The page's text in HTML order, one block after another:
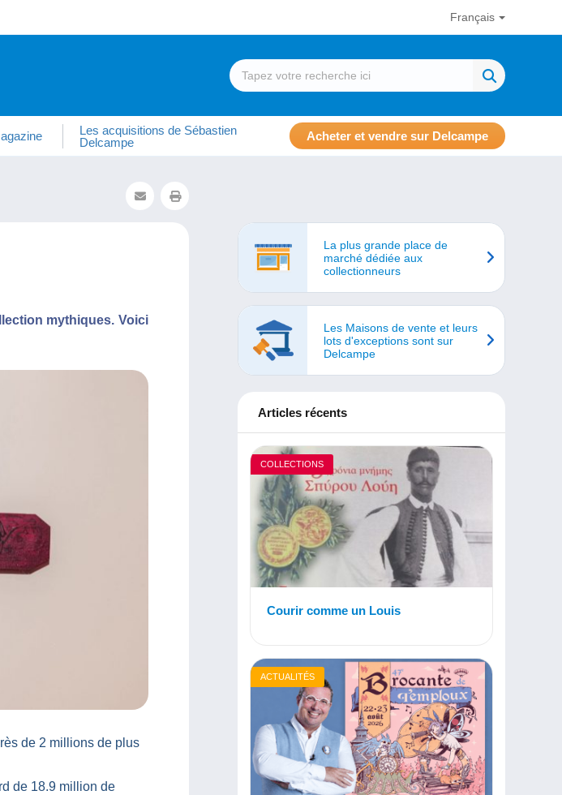
Français
Les acquisitions de Sébastien
Delcampe
Acheter et vendre sur Delcampe
mythiques. Voici
de 2 millions de plus
de 18.9 million de
La plus grande place de
marché dédiée aux
collectionneurs
Les Maisons de vente et leurs
lots d'exceptions sont sur
Delcampe
Articles récents
COLLECTIONS
Courir comme un Louis
ACTUALITÉS